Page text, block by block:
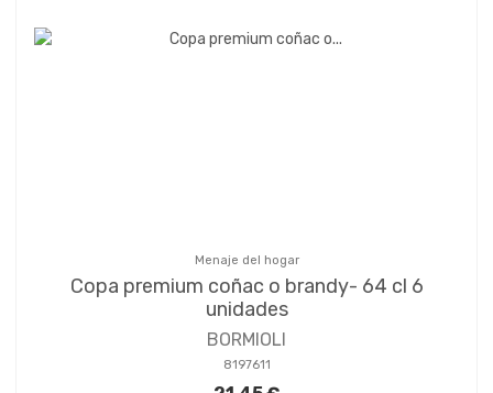
Menaje del hogar
Copa premium coñac o brandy- 64 cl 6
unidades
BORMIOLI
8197611